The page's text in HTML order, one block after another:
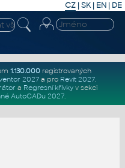
CZ | SK| EN | DE
1.130.000registrovaných
2027a pro Revit 2027.
a Regresní křivkyv sekci
AutoCADu 2027.